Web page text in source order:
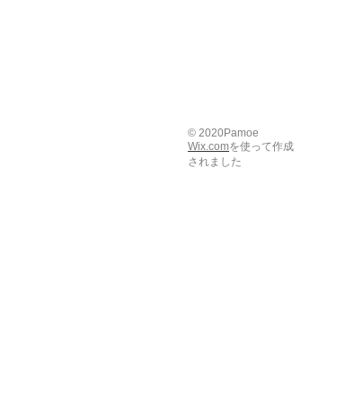
© 2020Pamoe
Wix.comを使って作成
されました